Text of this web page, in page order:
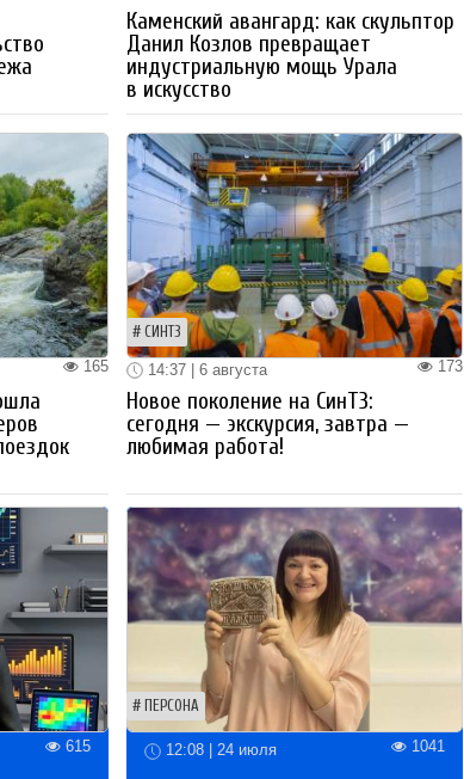
Каменский авангард: как скульптор
Данил Козлов превращает
индустриальную мощь Урала
в искусство
165
СИНТЗ
173
14:37 | 6 августа
Новое поколение на СинТЗ:
сегодня — экскурсия, завтра —
любимая работа!
615
ПЕРСОНА
12:08 | 24 июля 1041